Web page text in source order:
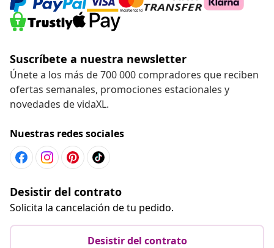
Suscríbete a nuestra newsletter
Únete a los más de 700 000 compradores que reciben
ofertas semanales, promociones estacionales y
novedades de vidaXL.
Nuestras redes sociales
Desistir del contrato
Solicita la cancelación de tu pedido.
Desistir del contrato